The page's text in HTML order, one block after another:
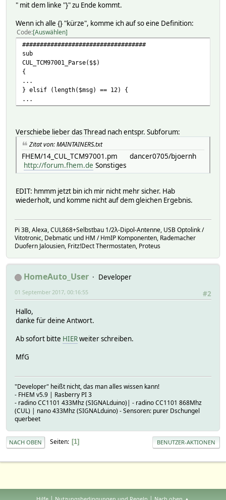
" mit dem linke "}" zu Ende kommt.
Wenn ich alle {} "kürze", komme ich auf so eine Definition:
Code Auswählen
###################################
sub
CUL_TCM97001_Parse($$)
{
...
} elsif (length($msg) == 12) {
...
Verschiebe lieber das Thread nach entspr. Subforum:
Zitat von: MAINTAINERS.txt
FHEM/14_CUL_TCM97001.pm dancer0705/bjoernh
http://forum.fhem.de Sonstiges
EDIT: hmmm jetzt bin ich mir nicht mehr sicher. Hab
wiederholt, und komme nicht auf dem gleichen Ergebnis.
Pi 3B, Alexa, CUL868+Selbstbau 1/2λ-Dipol-Antenne, USB Optolink /
Vitotronic, Debmatic und HM / HmIP Komponenten, Rademacher
Duofern Jalousien, Fritz!Dect Thermostaten, Proteus
HomeAuto_User
Developer
#2
01 September 2017, 00:16:55
Hallo,
danke für deine Antwort.
Ab sofort bitte HIERweiter schreiben.
MfG
"Developer" heißt nicht, das man alles wissen kann!
- FHEM v5.9 | Rasberry PI 3
- radino CC1101 433Mhz (SIGNALduino)| - radino CC1101 868Mhz
(CUL) | nano 433Mhz (SIGNALduino) - Sensoren: purer Dschungel
querbeet
NACH OBEN Seiten 1 BENUTZER-AKTIONEN